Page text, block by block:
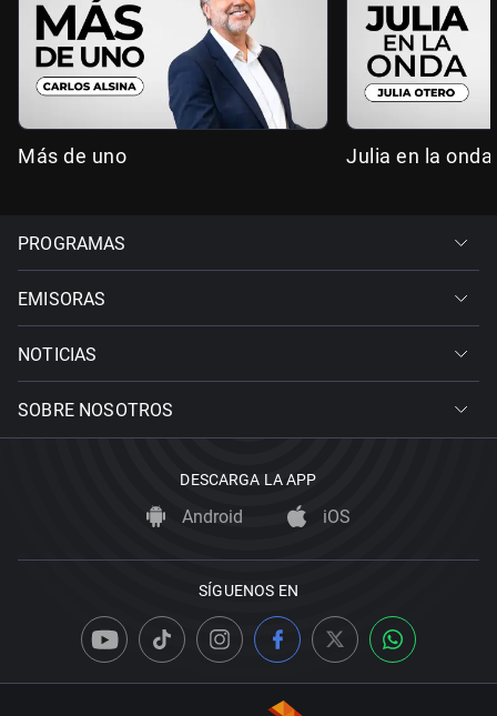
Más de uno Julia en la onda
PROGRAMAS
EMISORAS
NOTICIAS
SOBRE NOSOTROS
DESCARGA LA APP
Android iOS
SÍGUENOS EN